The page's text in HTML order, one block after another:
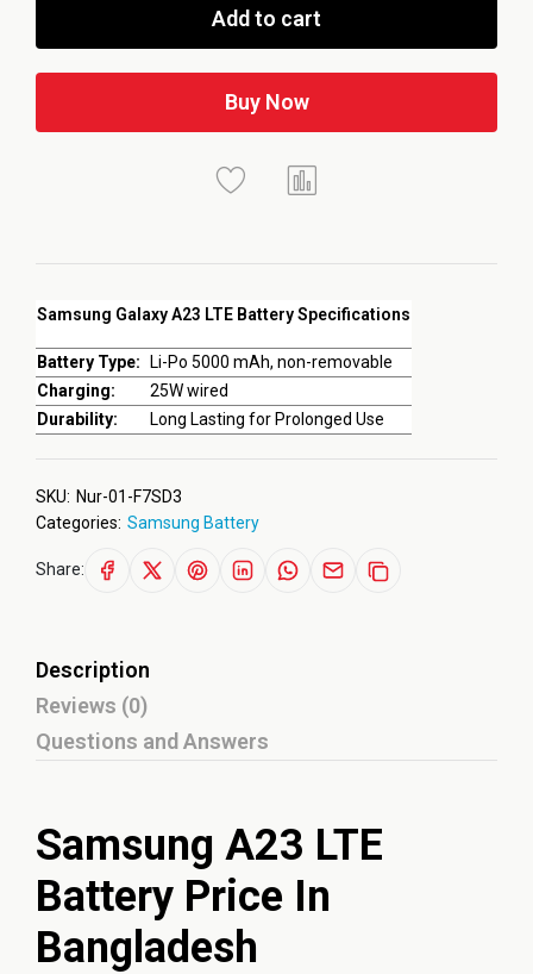
Samsung Galaxy A23 LTE Battery Specifications
Battery Type:
Li-Po 5000 mAh, non-removable
Charging:
25W wired
Durability:
Long Lasting for Prolonged Use
Add to cart
Buy Now
SKU: Nur-01-F7SD3
Categories: Samsung Battery
Share:
Description
Reviews (0)
Questions and Answers
Samsung A23 LTE
Battery Price In
Bangladesh